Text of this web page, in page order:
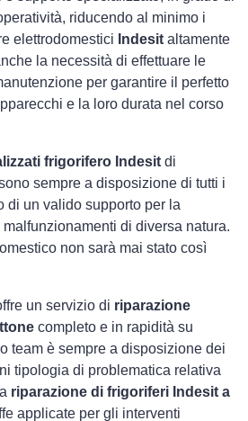
riducendo al minimo i
elettrodomestici Indesit altamente
la necessità di effettuare le
per garantire il perfetto
e la loro durata nel corso
frigorifero Indesit di
sempre a disposizione di tutti i
di un valido supporto per la
di diversa natura.
non sarà mai stato così
un servizio di riparazione
completo e in rapidità su
team è sempre a disposizione dei
tipologia di problematica relativa
riparazione di frigoriferi Indesit a
applicate per gli interventi